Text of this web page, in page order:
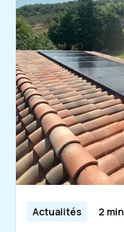
Actualités 2 min